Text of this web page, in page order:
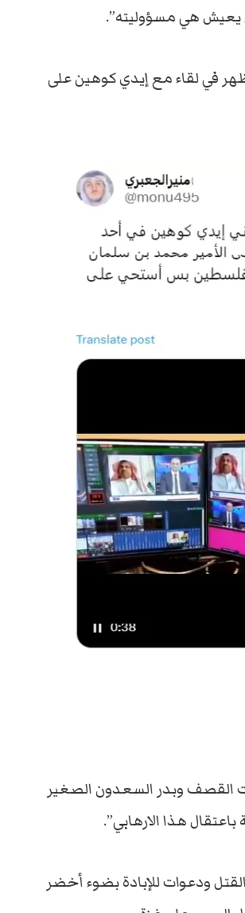
يعيش هي مسؤوليته”.
ويتابعه حوالي 20 ألف متابع، وظهر في لقاء مع إيدي كوهين على
القصف وبدر السعدون الصغير
ودعوات للإبادة بضوء أخضر